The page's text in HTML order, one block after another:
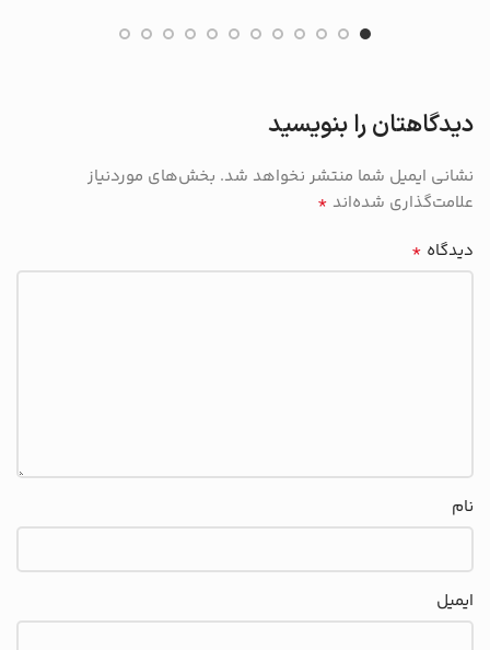
دیدگاهتان را بنویسید
نشانی ایمیل شما منتشر نخواهد شد. بخش‌های موردنیاز
علامت‌گذاری شده‌اند *
دیدگاه *
نام
ایمیل